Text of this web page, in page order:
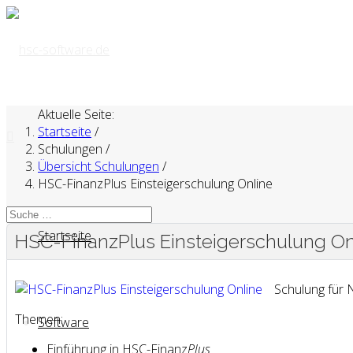
Startseite
Software
Aktuelle Seite:
Startseite /
Schulungen /
Übersicht Schulungen /
HSC-FinanzPlus Einsteigerschulung Online
HSC-FinanzPlus Einsteigerschulung
Schulung für
Themen:
Einführung in HSC-FinanzPlus